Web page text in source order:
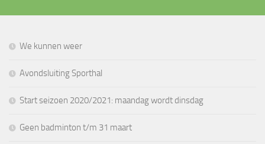
We kunnen weer
Avondsluiting Sporthal
Start seizoen 2020/2021: maandag wordt dinsdag
Geen badminton t/m 31 maart